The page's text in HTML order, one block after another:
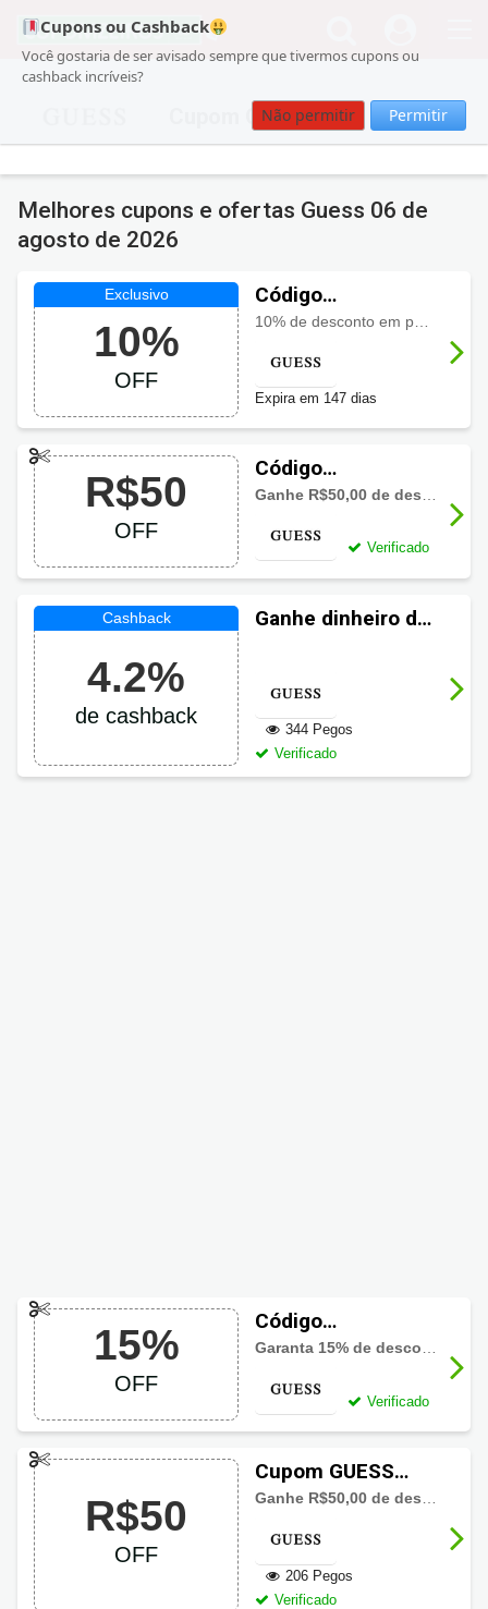
Cupons ou Cashback
Você gostaria de ser avisado sempre que tivermos cupons ou
cashback incríveis?
Não permitir Permitir
Cupom Guess
Melhores cupons e ofertas Guess 06 de
agosto de 2026
10%
OFF
Código
promocional
OFF
Expira em 147 dias
R$50
OFF
Código
promocional
OFF
Verificado
4.2%
de cashback
Ganhe dinheiro de
344 Pegos
Verificado
15%
OFF
Código
promocional
OFF
Verificado
R$50
OFF
Cupom GUESS
R$50 de desconto
206 Pegos
Verificado